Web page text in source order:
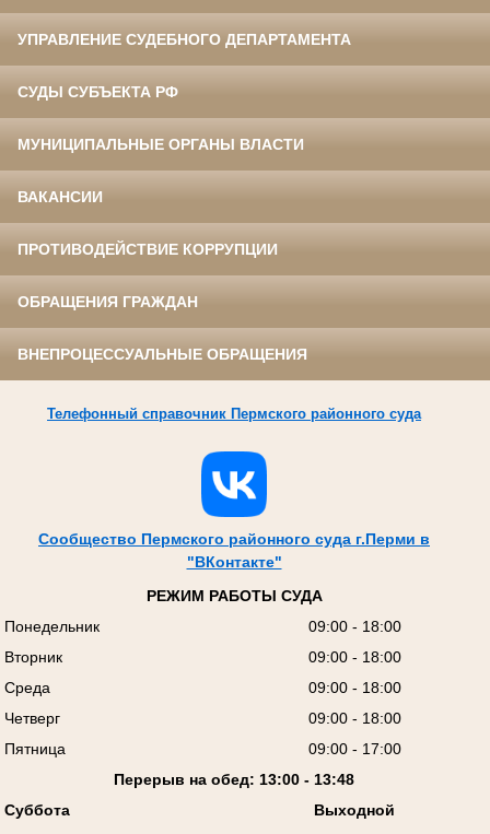
УПРАВЛЕНИЕ СУДЕБНОГО ДЕПАРТАМЕНТА
СУДЫ СУБЪЕКТА РФ
МУНИЦИПАЛЬНЫЕ ОРГАНЫ ВЛАСТИ
ВАКАНСИИ
ПРОТИВОДЕЙСТВИЕ КОРРУПЦИИ
ОБРАЩЕНИЯ ГРАЖДАН
ВНЕПРОЦЕССУАЛЬНЫЕ ОБРАЩЕНИЯ
Телефонный справочник Пермского районного суда
Сообщество Пермского районного суда г.Перми в
"ВКонтакте"
РЕЖИМ РАБОТЫ СУДА
Понедельник
09:00 - 18:00
Вторник
09:00 - 18:00
Среда
09:00 - 18:00
Четверг
09:00 - 18:00
Пятница
09:00 - 17:00
Перерыв на обед: 13:00 - 13:48
Суббота
Выходной